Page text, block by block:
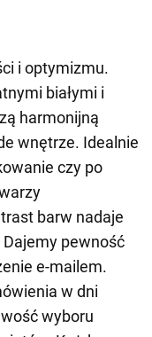
i optymizmu.
białymi i
harmonijną
wnętrze. Idealnie
czy po
barw nadaje
pewność
e-mailem.
w dni
wyboru